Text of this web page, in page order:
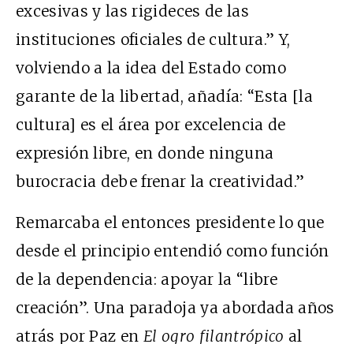
excesivas y las rigideces de las
instituciones oficiales de cultura.” Y,
volviendo a la idea del Estado como
garante de la libertad, añadía: “Esta [la
cultura] es el área por excelencia de
expresión libre, en donde ninguna
burocracia debe frenar la creatividad.”
Remarcaba el entonces presidente lo que
desde el principio entendió como función
de la dependencia: apoyar la “libre
creación”. Una paradoja ya abordada años
atrás por Paz en El ogro filantrópico al